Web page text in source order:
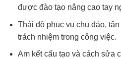
được đào tạo nâng cao tay
Thái độ phục vụ chu đáo,
trách nhiệm trong công việc.
Am kết cấu tạo và cách sửa